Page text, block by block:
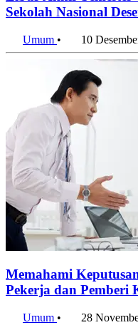
Libur Akhir
Sekolah Nasional
Umum• 10
Memahami